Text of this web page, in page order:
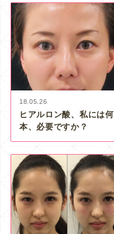
18.05.26
ヒアルロン酸、私には何
本、必要ですか？